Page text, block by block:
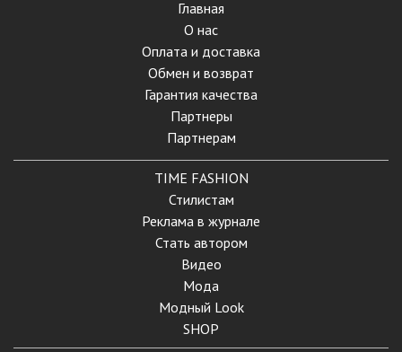
Главная
О нас
Оплата и доставка
Обмен и возврат
Гарантия качества
Партнеры
Партнерам
TIME FASHION
Стилистам
Реклама в журнале
Стать автором
Видео
Мода
Модный Look
SHOP